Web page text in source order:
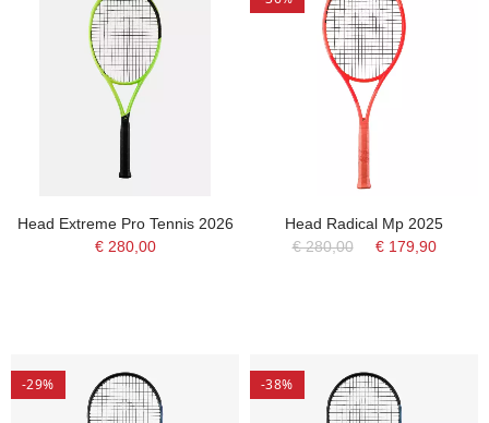
Head Extreme Pro Tennis 2026
€ 280,00
Head Radical Mp 2025
€ 280,00
€ 179,90
-29% -38%